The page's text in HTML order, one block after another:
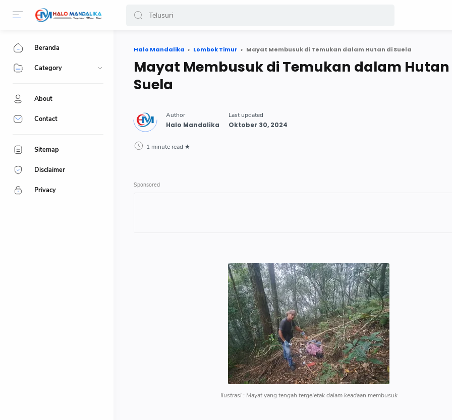
Halo Mandalika Lombok Timur Mayat Membusuk di Temukan dalam Hutan di Suela
Mayat Membusuk di Temukan dalam Hutan
Suela
1 minute read
Ilustrasi : Mayat yang tengah tergeletak dalam keadaan membusuk
Beranda
Category
About
Contact
Sitemap
Disclaimer
Privacy